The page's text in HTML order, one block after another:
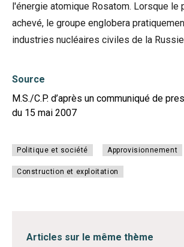
l'énergie atomique Rosatom. Lorsque le
achevé, le groupe englobera
industries nucléaires civiles de la
Source
M.S./C.P. d’après un communiqué de
du 15 mai 2007
Politique et société Approvisionnement
Construction et exploitation
Articles sur le même thème